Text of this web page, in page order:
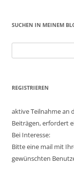
SUCHEN IN MEINEM
nach:
REGISTRIEREN
aktive Teilnahme an
Beiträgen, erfordert
Bei Interesse:
Bitte eine mail mit
gewünschten